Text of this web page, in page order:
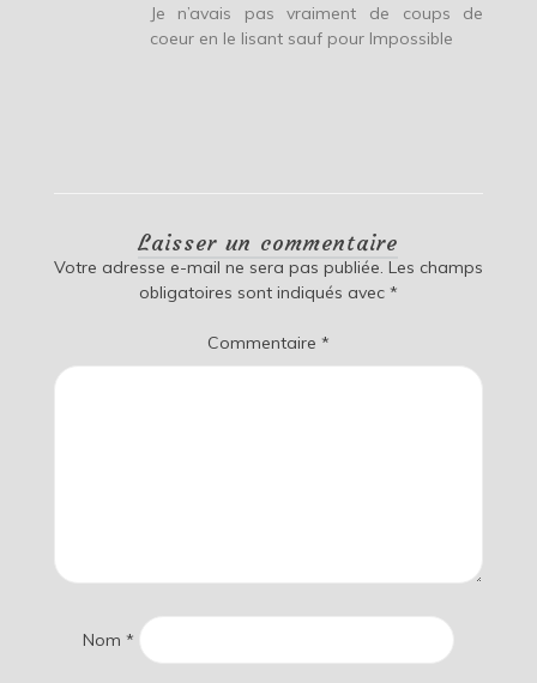
Je n’avais pas vraiment de coups de
coeur en le lisant sauf pour Impossible
Laisser un commentaire
Votre adresse e-mail ne sera pas publiée. Les champs
obligatoires sont indiqués avec *
Commentaire *
Nom *